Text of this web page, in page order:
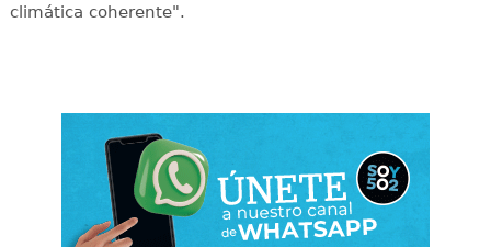
climática coherente".